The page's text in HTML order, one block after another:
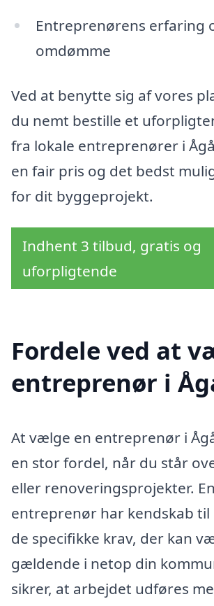
Entreprenørens erfaring
omdømme
Ved at benytte sig af vores
du nemt bestille et
fra lokale entreprenører i
en fair pris og det bedst
for dit byggeprojekt.
Indhent 3 tilbud, gratis og
uforpligtende
Fordele ved at
entreprenør i
At vælge en entreprenør i
en stor fordel, når du står
eller renoveringsprojekter.
entreprenør har kendskab
de specifikke krav, der kan
gældende i netop din
sikrer, at arbejdet udføres